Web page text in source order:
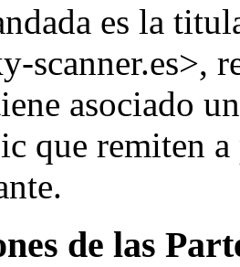
es la
scanner.es>,
asociado
que remiten
de las